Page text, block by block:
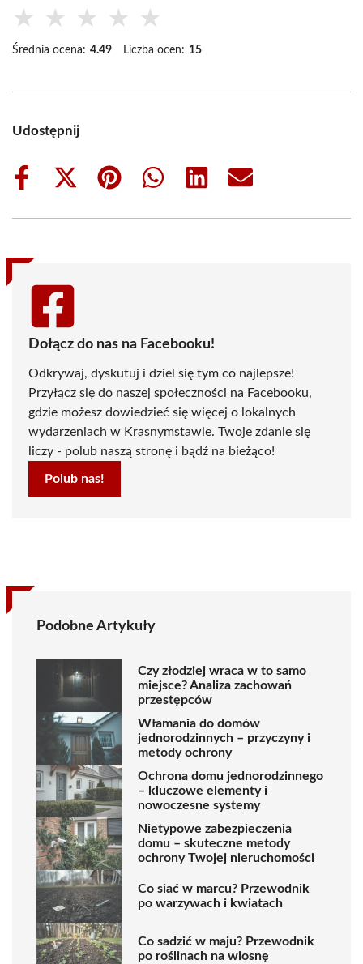
★ ★ ★ ★ ★
Średnia ocena: 4.49 Liczba ocen: 15
Udostępnij
Share
Share
(Twitter)
Share
Share
Share
Share
Dołącz do nas na Facebooku!
Odkrywaj, dyskutuj i dziel się tym co najlepsze!
Przyłącz się do naszej społeczności na Facebooku,
gdzie możesz dowiedzieć się więcej o lokalnych
wydarzeniach w Krasnymstawie. Twoje zdanie się
liczy - polub naszą stronę i bądź na bieżąco!
Polub nas!
Podobne Artykuły
Czy złodziej wraca w to samo
miejsce? Analiza zachowań
przestępców
Włamania do domów
jednorodzinnych – przyczyny i
metody ochrony
Ochrona domu jednorodzinnego
– kluczowe elementy i
nowoczesne systemy
Nietypowe zabezpieczenia
domu – skuteczne metody
ochrony Twojej nieruchomości
Co siać w marcu? Przewodnik
po warzywach i kwiatach
Co sadzić w maju? Przewodnik
po roślinach na wiosnę